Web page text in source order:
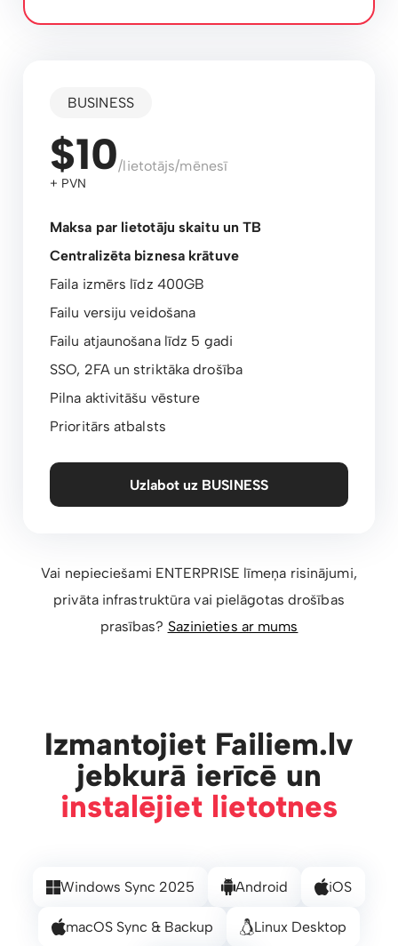
BUSINESS
$10/lietotājs/mēnesī
+ PVN
Maksa par lietotāju skaitu un TB
Centralizēta biznesa krātuve
Faila izmērs līdz 400GB
Failu versiju veidošana
Failu atjaunošana līdz 5 gadi
SSO, 2FA un striktāka drošība
Pilna aktivitāšu vēsture
Prioritārs atbalsts
Uzlabot uz BUSINESS
Vai nepieciešami ENTERPRISE līmeņa risinājumi,
privāta infrastruktūra vai pielāgotas drošības
prasības? Sazinieties ar mums
Izmantojiet Failiem.lv
jebkurā ierīcē un
instalējiet lietotnes
Windows Sync 2025 Android iOS
macOS Sync & Backup Linux Desktop